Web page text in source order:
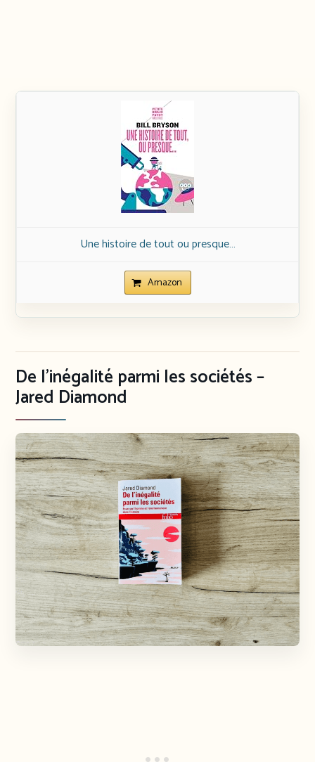
Une histoire de tout ou presque…
Amazon
De l’inégalité parmi les sociétés –
Jared Diamond